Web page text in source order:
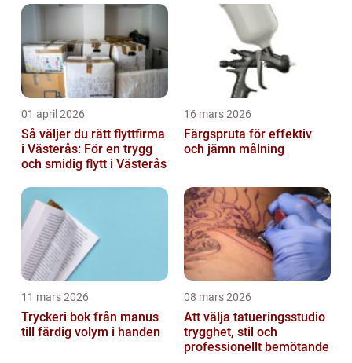
01 april 2026
Så väljer du rätt flyttfirma
i Västerås: För en trygg
och smidig flytt i Västerås
16 mars 2026
Färgspruta för effektiv
och jämn målning
11 mars 2026
Tryckeri bok från manus
till färdig volym i handen
08 mars 2026
Att välja tatueringsstudio
trygghet, stil och
professionellt bemötande